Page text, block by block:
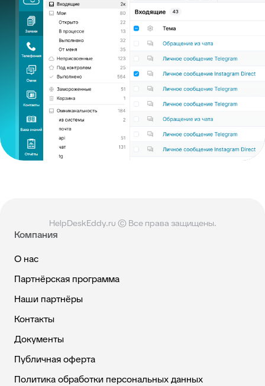
HelpDeskEddy.ru © Все права защищены.
Компания
О нас
Партнёрская программа
Наши партнёры
Контакты
Документы
Публичная оферта
Политика обработки персональных данных